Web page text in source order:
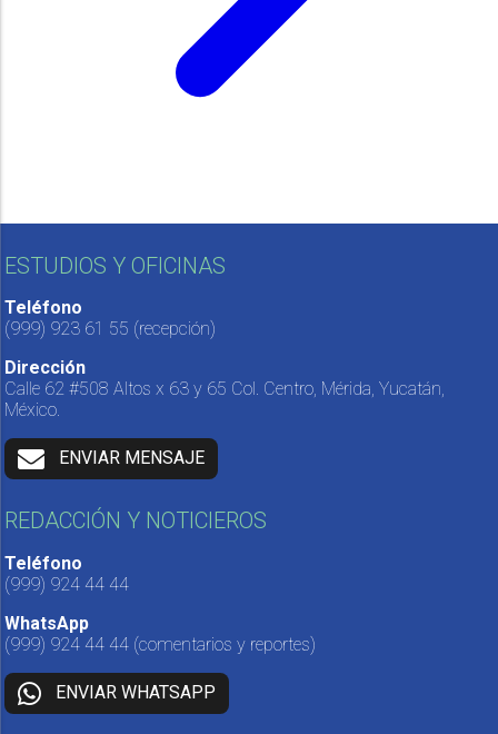
ESTUDIOS Y OFICINAS
Teléfono
(999) 923 61 55 (recepción)
Dirección
Calle 62 #508 Altos x 63 y 65 Col. Centro, Mérida, Yucatán,
México.
ENVIAR MENSAJE
REDACCIÓN Y NOTICIEROS
Teléfono
(999) 924 44 44
WhatsApp
(999) 924 44 44 (comentarios y reportes)
ENVIAR WHATSAPP